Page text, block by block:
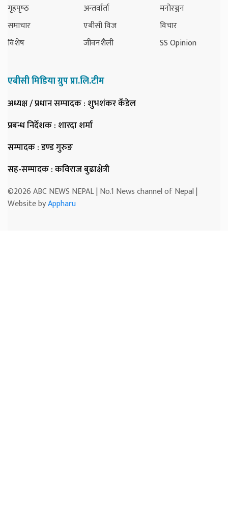
गृहपृष्‍ठ
समाचार
विशेष
अन्तर्वार्ता
एबीसी विज
जीवनशैली
मनोरञ्जन
विचार
SS Opinion
एबीसी मिडिया ग्रुप प्रा.लि.टीम
अध्यक्ष / प्रधान सम्पादक: शुभशंकर कँडेल
प्रबन्ध निर्देशक: शारदा शर्मा
सम्पादक: डण्ड गुरुङ
सह-सम्पादक: कविराज बुढाक्षेत्री
©2026 ABC NEWS NEPAL | No.1 News channel of Nepal |
Website byAppharu